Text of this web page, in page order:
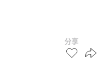
分享